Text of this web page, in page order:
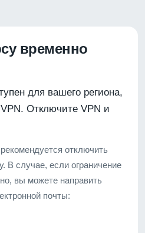
временно
для вашего региона,
Отключите VPN и
отключить
В случае, если ограничение
вы можете направить
почты: